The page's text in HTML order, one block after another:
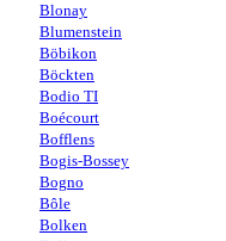
Blonay
Blumenstein
Böbikon
Böckten
Bodio TI
Boécourt
Bofflens
Bogis-Bossey
Bogno
Bôle
Bolken